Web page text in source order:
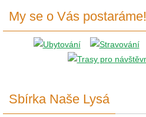
My se o Vás postaráme!
Sbírka Naše Lysá